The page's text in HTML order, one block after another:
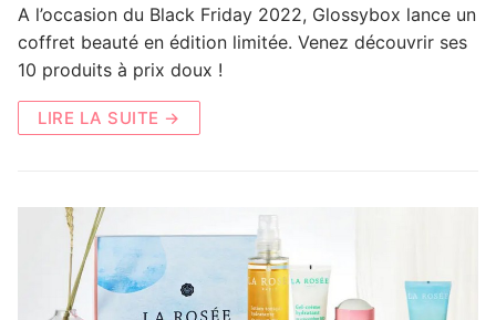
A l’occasion du Black Friday 2022, Glossybox lance un
coffret beauté en édition limitée. Venez découvrir ses
10 produits à prix doux !
LIRE LA SUITE →